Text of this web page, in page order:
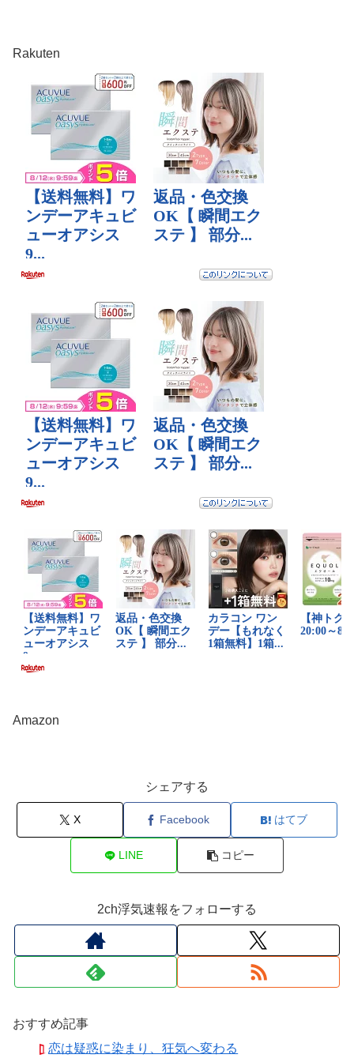
Rakuten
Amazon
シェアする
X Facebook はてブ
LINE コピー
2ch浮気速報をフォローする
おすすめ記事
恋は疑惑に染まり、狂気へ変わる